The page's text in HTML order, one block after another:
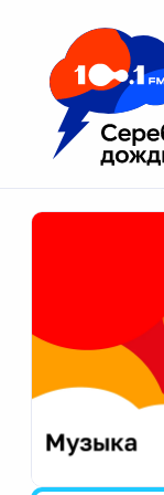
Москва 100.1 FM
Апатиты
Екатеринбург
Калининград
Калуга